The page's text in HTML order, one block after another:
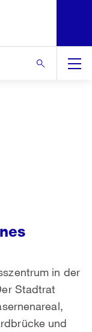
in der
Stadtrat
und